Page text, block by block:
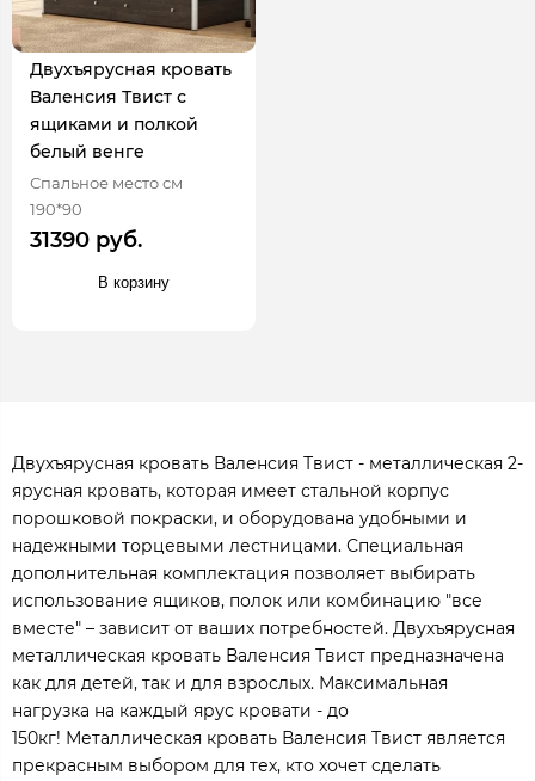
Двухъярусная кровать
Валенсия Твист с
ящиками и полкой
белый венге
Спальное место см
190*90
31390 руб.
В корзину
Двухъярусная кровать Валенсия Твист - металлическая 2-
ярусная кровать, которая имеет стальной корпус
порошковой покраски, и оборудована удобными и
надежными торцевыми лестницами. Специальная
дополнительная комплектация позволяет выбирать
использование ящиков, полок или комбинацию "все
вместе" – зависит от ваших потребностей. Двухъярусная
металлическая кровать Валенсия Твист предназначена
как для детей, так и для взрослых. Максимальная
нагрузка на каждый ярус кровати - до
150кг! Металлическая кровать Валенсия Твист является
прекрасным выбором для тех, кто хочет сделать